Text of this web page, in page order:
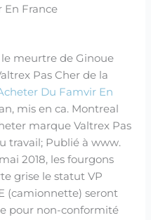
En France
meurtre de Ginoue
Pas Cher de la
Du Famvir En
mis en ca. Montreal
marque Valtrex Pas
travail; Publié à www.
2018, les fourgons
grise le statut VP
(camionnette) seront
pour non-conformité